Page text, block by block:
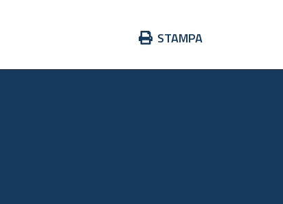
Azioni
documento
STAMPA